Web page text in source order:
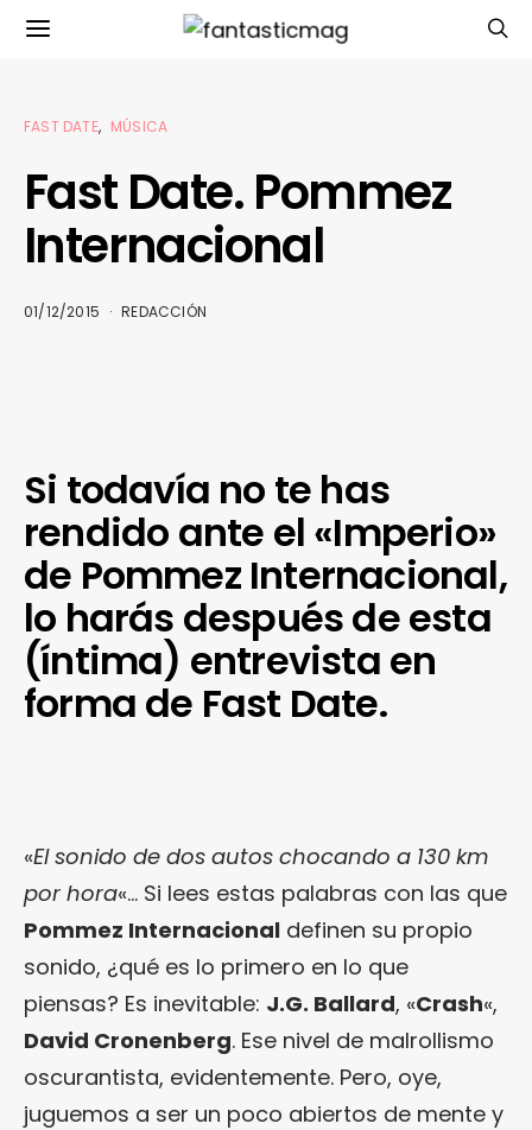
FAST DATE MÚSICA
Fast Date. Pommez
Internacional
01/12/2015 REDACCIÓN
Si todavía no te has
rendido ante el «Imperio»
de Pommez Internacional,
lo harás después de esta
(íntima) entrevista en
forma de Fast Date.
«El sonido de dos autos chocando a 130 km
por hora«… Si lees estas palabras con las que
Pommez Internacional definen su propio
sonido, ¿qué es lo primero en lo que
piensas? Es inevitable: J.G. Ballard, «Crash«,
David Cronenberg. Ese nivel de malrollismo
oscurantista, evidentemente. Pero, oye,
juguemos a ser un poco abiertos de mente y